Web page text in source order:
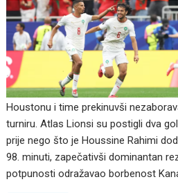
Houstonu i time prekinuvši
turniru. Atlas Lionsi su postigli dva
prije nego što je Houssine Rahimi
98. minuti, zapečativši dominantan
potpunosti odražavao borbenost